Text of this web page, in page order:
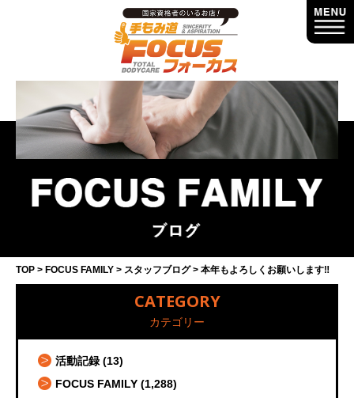
TOP FOCUS FAMILY スタッフブログ 本年もよろしくお願いします‼︎
CATEGORY
カテゴリー
活動記録 (13)
FOCUS FAMILY (1,288)